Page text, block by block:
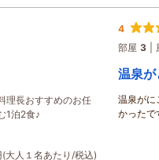
理長おすすめのお任
1泊2食♪
人１名あたり/税込)
4
部屋 3
温泉
温泉がに
かったで